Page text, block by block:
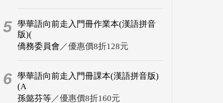
5 學華語向前走入門冊作業本(漢語拼音
版)(
僑務委員會 ／優惠價8折128元
6 學華語向前走入門冊課本(漢語拼音版)
(A
孫懿芬等／優惠價8折160元